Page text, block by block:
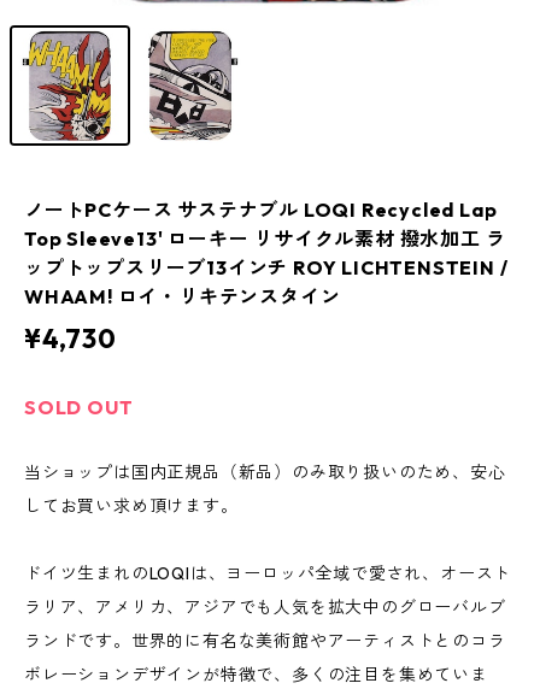
ノートPCケース サステナブル LOQI Recycled Lap
Top Sleeve13' ローキー リサイクル素材 撥水加工 ラ
ップトップスリーブ13インチ ROY LICHTENSTEIN /
WHAAM! ロイ・リキテンスタイン
¥4,730
SOLD OUT
当ショップは国内正規品（新品）のみ取り扱いのため、安心
してお買い求め頂けます。
ドイツ生まれのLOQIは、ヨーロッパ全域で愛され、オースト
ラリア、アメリカ、アジアでも人気を拡大中のグローバルブ
ランドです。世界的に有名な美術館やアーティストとのコラ
ボレーションデザインが特徴で、多くの注目を集めていま